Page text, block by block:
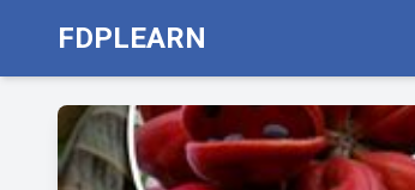
FDPLEARN